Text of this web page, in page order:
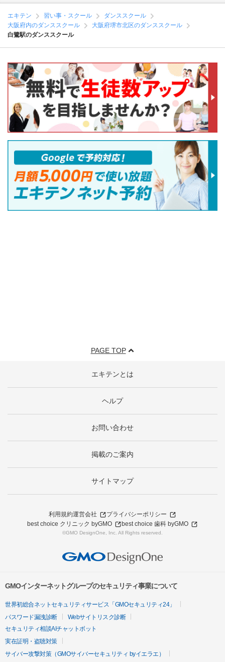
エキテン 習い事・スクール
ダンススクール
大阪府内のダンススクール
大阪府堺市北区のダンススクール
白鷺駅のダンススクール
PAGE TOP
エキテンとは
ヘルプ
お問い合わせ
掲載のご案内
サイトマップ
利用規約運営会社
プライバシーポリシー
best choice クリニック byGMO
best choice 歯科 byGMO
©GMO DesignOne, Inc. All Rights reserved.
GMOインターネットグループのセキュリティ事業について
世界初総合ネットセキュリティサービス「GMOセキュリティ24」
パスワード漏洩診断
Webサイトリスク診断
セキュリティ相談AIチャットボット
実在証明・盗聴対策
サイバー攻撃対策（GMOサイバーセキュリティ byイエラエ）